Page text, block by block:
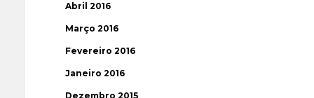
Abril 2016
Março 2016
Fevereiro 2016
Janeiro 2016
Dezembro 2015